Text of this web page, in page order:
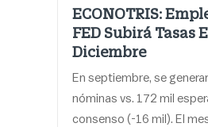
ECONOTRIS:
FED Subirá Tasas
Diciembre
En septiembre, se
nóminas vs. 172 mil
consenso (-16 mil). El